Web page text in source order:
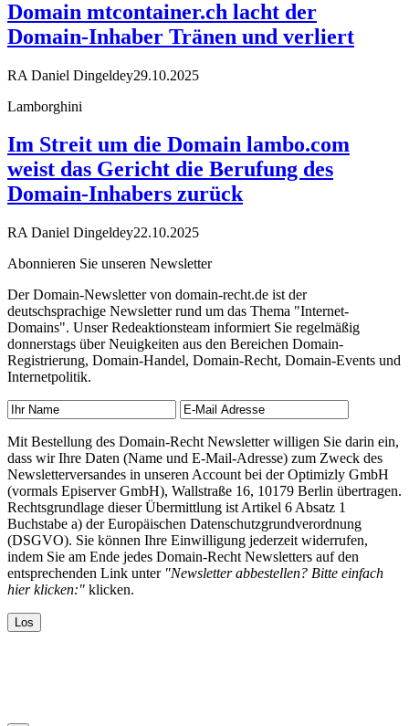
Domain mtcontainer.ch lacht der
Domain-Inhaber Tränen und verliert
RA Daniel Dingeldey29.10.2025
Lamborghini
Im Streit um die Domain lambo.com
weist das Gericht die Berufung des
Domain-Inhabers zurück
RA Daniel Dingeldey22.10.2025
Abonnieren Sie unseren Newsletter
Der Domain-Newsletter von domain-recht.de ist der
deutschsprachige Newsletter rund um das Thema "Internet-
Domains". Unser Redeaktionsteam informiert Sie regelmäßig
donnerstags über Neuigkeiten aus den Bereichen Domain-
Registrierung, Domain-Handel, Domain-Recht, Domain-Events und
Internetpolitik.
Mit Bestellung des Domain-Recht Newsletter willigen Sie darin ein,
dass wir Ihre Daten (Name und E-Mail-Adresse) zum Zweck des
Newsletterversandes in unseren Account bei der Optimizly GmbH
(vormals Episerver GmbH), Wallstraße 16, 10179 Berlin übertragen.
Rechtsgrundlage dieser Übermittlung ist Artikel 6 Absatz 1
Buchstabe a) der Europäischen Datenschutzgrundverordnung
(DSGVO). Sie können Ihre Einwilligung jederzeit widerrufen,
indem Sie am Ende jedes Domain-Recht Newsletters auf den
entsprechenden Link unter "Newsletter abbestellen? Bitte einfach
hier klicken:" klicken.